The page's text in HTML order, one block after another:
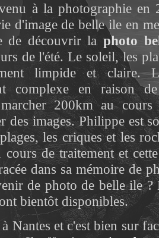
à la photographie en
d'image de belle ile en
de découvrir la photo
de l'été. Le soleil, les
limpide et
complexe en raison
200km au
des images. Philippe est
les criques et les
cours de traitement et
dans sa mémoire de
de photo de belle ile
bientôt disponibles.
Nantes et c'est bien sur